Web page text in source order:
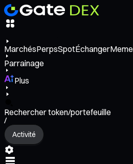
MarchésPerpsSpotÉchangerMeme
Parrainage
Plus
Rechercher token/portefeuille
/
Activité